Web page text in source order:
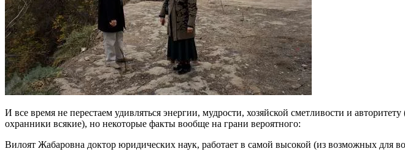
И все время не перестаем удивляться энергии, мудрости, хозяйской сметливости и
охранники всякие), но некоторые факты вообще на грани вероятного:
Вилоят Жабаровна доктор юридических наук, работает в самой высокой (из возможных для